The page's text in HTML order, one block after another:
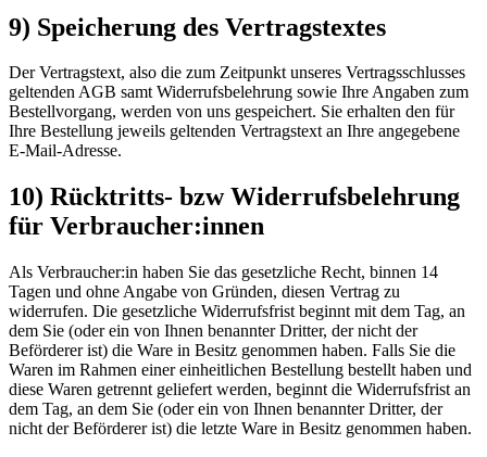
9) Speicherung des Vertragstextes
Der Vertragstext, also die zum Zeitpunkt unseres Vertragsschlusses
geltenden AGB samt Widerrufsbelehrung sowie Ihre Angaben zum
Bestellvorgang, werden von uns gespeichert. Sie erhalten den für
Ihre Bestellung jeweils geltenden Vertragstext an Ihre angegebene
E-Mail-Adresse.
10) Rücktritts- bzw Widerrufsbelehrung
für Verbraucher:innen
Als Verbraucher:in haben Sie das gesetzliche Recht, binnen 14
Tagen und ohne Angabe von Gründen, diesen Vertrag zu
widerrufen. Die gesetzliche Widerrufsfrist beginnt mit dem Tag, an
dem Sie (oder ein von Ihnen benannter Dritter, der nicht der
Beförderer ist) die Ware in Besitz genommen haben. Falls Sie die
Waren im Rahmen einer einheitlichen Bestellung bestellt haben und
diese Waren getrennt geliefert werden, beginnt die Widerrufsfrist an
dem Tag, an dem Sie (oder ein von Ihnen benannter Dritter, der
nicht der Beförderer ist) die letzte Ware in Besitz genommen haben.